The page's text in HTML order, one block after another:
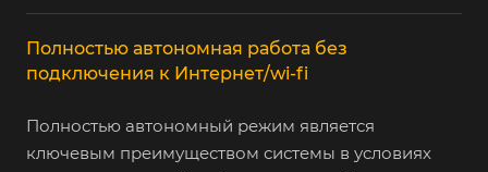
Полностью автономная работа без
подключения к Интернет/wi-fi
Полностью автономный режим является
ключевым преимуществом системы в условиях